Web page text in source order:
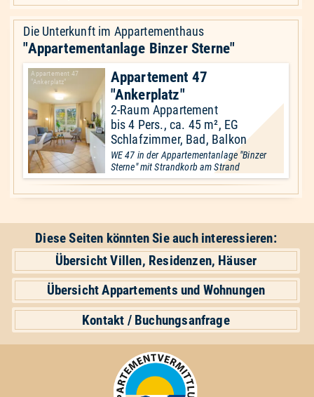
Die Unterkunft im Appartementhaus
"Appartementanlage Binzer Sterne"
Appartement 47
"Ankerplatz"
Appartement 47
"Ankerplatz"
2-Raum Appartement
bis 4 Pers., ca. 45 m², EG
Schlafzimmer, Bad, Balkon
WE 47 in der Appartementanlage "Binzer
Sterne" mit Strandkorb am Strand
Diese Seiten könnten Sie auch interessieren:
Übersicht Villen, Residenzen, Häuser
Übersicht Appartements und Wohnungen
Kontakt / Buchungsanfrage